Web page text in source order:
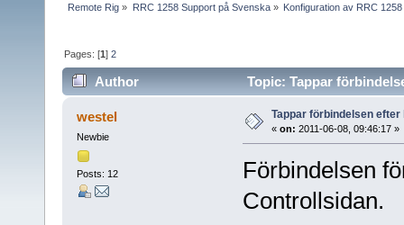
Remote Rig » RRC 1258 Support på Svenska» Konfiguration av RRC 1258
Pages: [1]2
Author Topic: Tappar
westel
Newbie
Posts: 12
Tappar förbindelsen
« on: 2011-06-08, 09:46:17 »
Förbindelsen
Controllsidan.